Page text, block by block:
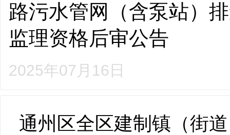
路污水管网（含泵站）
监理资格后审公告
2025年07月16日
通州区全区建制镇（街